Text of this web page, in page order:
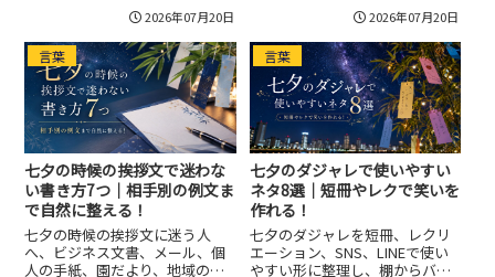
紹介します。星や短冊、天の川
など七夕らしい言葉の選び方、
ポスターやチラシで使いやすい
表現、印象に残る短い言葉の作
り方、避けたい失敗例まで整理
し、場面に合う一文を考えやす
くします。
2026年07月20日
える例文を紹介し、気取りすぎ
ず自分らしい一文に整えるコツ
や避けたい書き方までまとめて
います。
2026年07月20日
言葉
七夕の時候の挨拶文で迷わな
い書き方7つ｜相手別の例文ま
で自然に整える！
七夕の時候の挨拶文に迷う人
へ、ビジネス文書、メール、個
人の手紙、園だより、地域のお
言葉
七夕のダジャレで使いやすい
ネタ8選｜短冊やレクで笑いを
作れる！
七夕のダジャレを短冊、レクリ
エーション、SNS、LINEで使い
やすい形に整理し、棚からバッ